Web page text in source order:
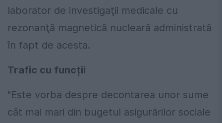
laborator de investigaţii medicale cu
rezonanţă magnetică nucleară administrată
în fapt de acesta.
Trafic cu funcții
"Este vorba despre decontarea unor sume
cât mai mari din bugetul asigurărilor sociale